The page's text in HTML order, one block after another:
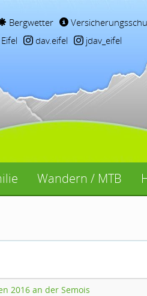
Bergwetter
dav.eifel jdav_eifel
Wandern / MTB
2016 an der Semois